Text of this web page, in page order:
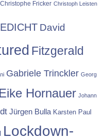
Christophe Fricker Christoph Leisten
David
Fitzgerald
Gabriele Trinckler Georg
Hornauer Johann
Jürgen Bulla Karsten Paul
Lockdown-